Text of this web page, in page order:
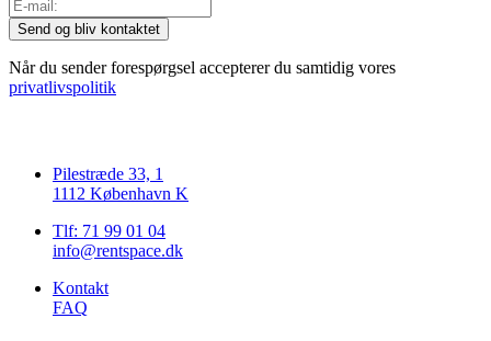
Når du sender forespørgsel accepterer du samtidig vores
privatlivspolitik
Pilestræde 33, 1
1112 København K
Tlf: 71 99 01 04
info@rentspace.dk
Kontakt
FAQ